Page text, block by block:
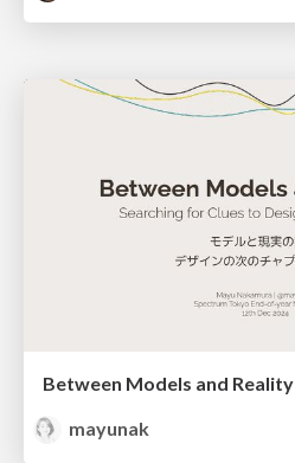
Between Models and Reality
mayunak